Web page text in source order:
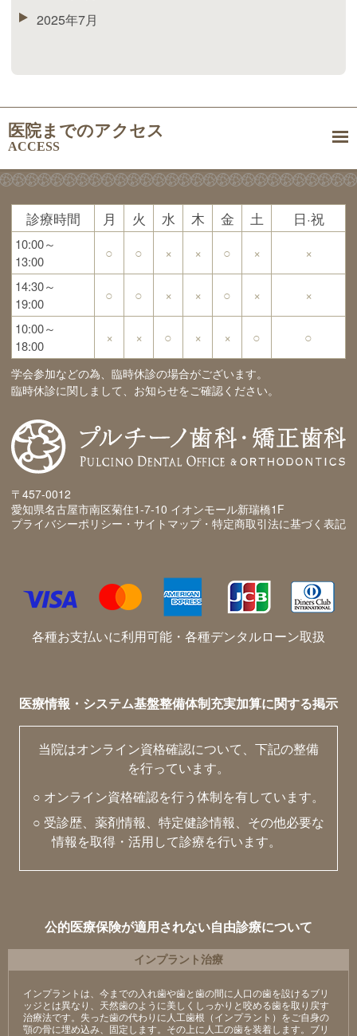
2025年7月
医院までのアクセス
ACCESS
診療時間 月 火 水 木 金 土 日·祝
10:00～
13:00
○ ○ × × ○ × ×
14:30～
19:00
○ ○ × × ○ × ×
10:00～
18:00
× × ○ × × ○ ○
学会参加などの為、臨時休診の場合がございます。
臨時休診に関しまして、お知らせをご確認ください。
〒457-0012
愛知県名古屋市南区菊住1-7-10 イオンモール新瑞橋1F
プライバシーポリシー・サイトマップ・特定商取引法に基づく表記
各種お支払いに利用可能・各種デンタルローン取扱
医療情報・システム基盤整備体制充実加算に関する掲示
当院はオンライン資格確認について、下記の整備
を行っています。
○ オンライン資格確認を行う体制を有しています。
○ 受診歴、薬剤情報、特定健診情報、その他必要な
情報を取得・活用して診療を行います。
公的医療保険が適用されない自由診療について
インプラント治療
インプラントは、今までの入れ歯や歯と歯の間に人口の歯を設けるブリ
ッジとは異なり、天然歯のように美しくしっかりと咬める歯を取り戻す
治療法です。失った歯の代わりに人工歯根（インプラント）をご自身の
顎の骨に埋め込み、固定します。その上に人工の歯を装着します。ブリ